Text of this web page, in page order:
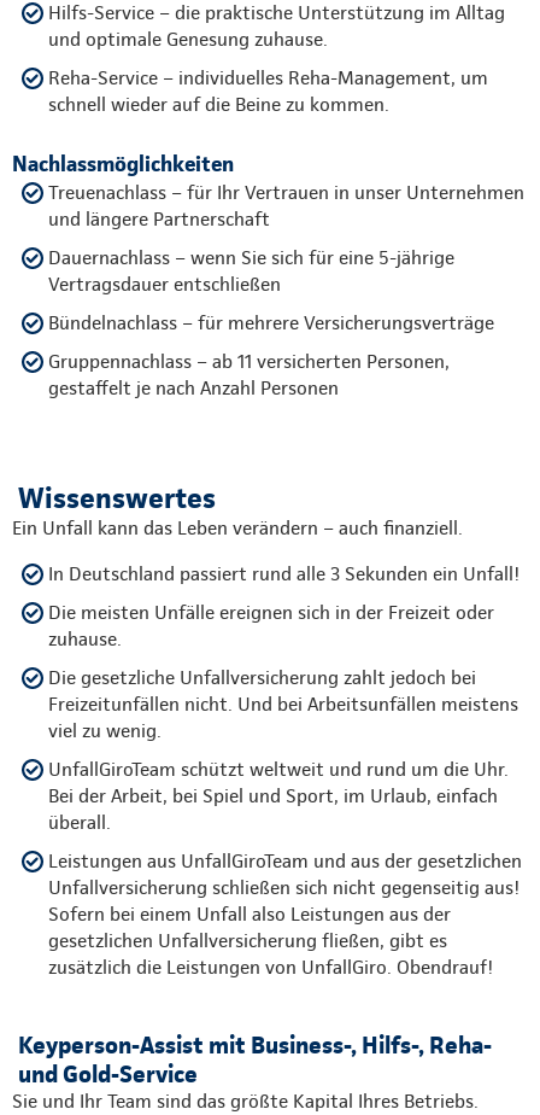
Hilfs-Service – die praktische Unterstützung im Alltag
und optimale Genesung zuhause.
Reha-Service – individuelles Reha-Management, um
schnell wieder auf die Beine zu kommen.
Nachlassmöglichkeiten
Treuenachlass – für Ihr Vertrauen in unser Unternehmen
und längere Partnerschaft
Dauernachlass – wenn Sie sich für eine 5-jährige
Vertragsdauer entschließen
Bündelnachlass – für mehrere Versicherungsverträge
Gruppennachlass – ab 11 versicherten Personen,
gestaffelt je nach Anzahl Personen
Wissenswertes
Ein Unfall kann das Leben verändern – auch finanziell.
In Deutschland passiert rund alle 3 Sekunden ein Unfall!
Die meisten Unfälle ereignen sich in der Freizeit oder
zuhause.
Die gesetzliche Unfallversicherung zahlt jedoch bei
Freizeitunfällen nicht. Und bei Arbeitsunfällen meistens
viel zu wenig.
UnfallGiroTeam schützt weltweit und rund um die Uhr.
Bei der Arbeit, bei Spiel und Sport, im Urlaub, einfach
überall.
Leistungen aus UnfallGiroTeam und aus der gesetzlichen
Unfallversicherung schließen sich nicht gegenseitig aus!
Sofern bei einem Unfall also Leistungen aus der
gesetzlichen Unfallversicherung fließen, gibt es
zusätzlich die Leistungen von UnfallGiro. Obendrauf!
Keyperson-Assist mit Business-, Hilfs-, Reha-
und Gold-Service
Sie und Ihr Team sind das größte Kapital Ihres Betriebs.